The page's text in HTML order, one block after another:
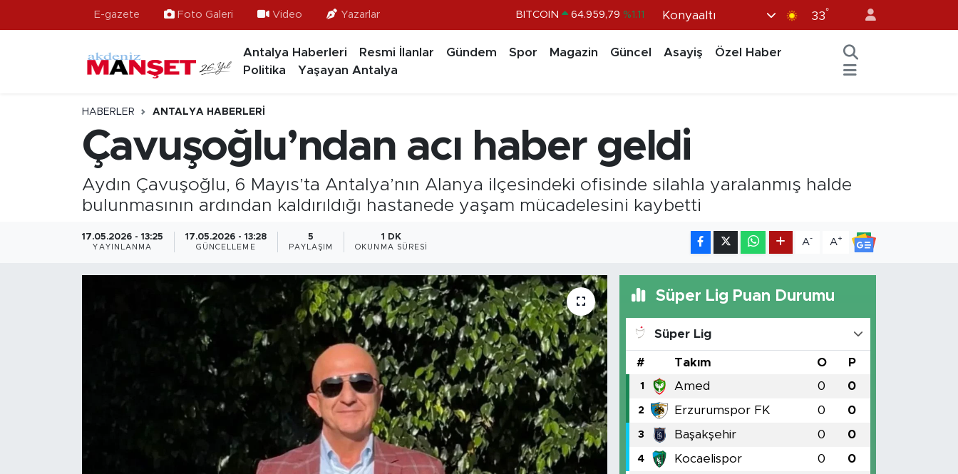
E-gazete Foto Galeri Video Yazarlar BITCOIN 64.959,79 %1.11
BİST100 13.779 %-14
Konyaaltı 33°
Antalya Haberleri Resmi İlanlar Gündem Spor Magazin Güncel Asayiş
Özel Haber
Politika
Yaşayan Antalya
HABERLER ANTALYA HABERLERI
Çavuşoğlu’ndan acı haber geldi
Aydın Çavuşoğlu, 6 Mayıs’ta Antalya’nın Alanya ilçesindeki ofisinde silahla yaralanmış halde
bulunmasının ardından kaldırıldığı hastanede yaşam mücadelesini kaybetti
17.05.2026 - 13:25
YAYINLANMA
17.05.2026 - 13:28
GÜNCELLEME
5
PAYLAŞIM
1 DK
OKUNMA SÜRESI
A- A+
Süper Lig Puan Durumu
Süper Lig
# Takım O P
1 Amed 0 0
2 Erzurumspor FK 0 0
3 Başakşehir 0 0
4 Kocaelispor 0 0
Ekonomi
Gündem
Antalya Nöbetçi Eczaneler
Antalya Namaz Vakitleri
Antalya Trafik Yoğunluk Haritası
Süper Lig Puan Durumu ve Fikstür
Tüm Manşetler